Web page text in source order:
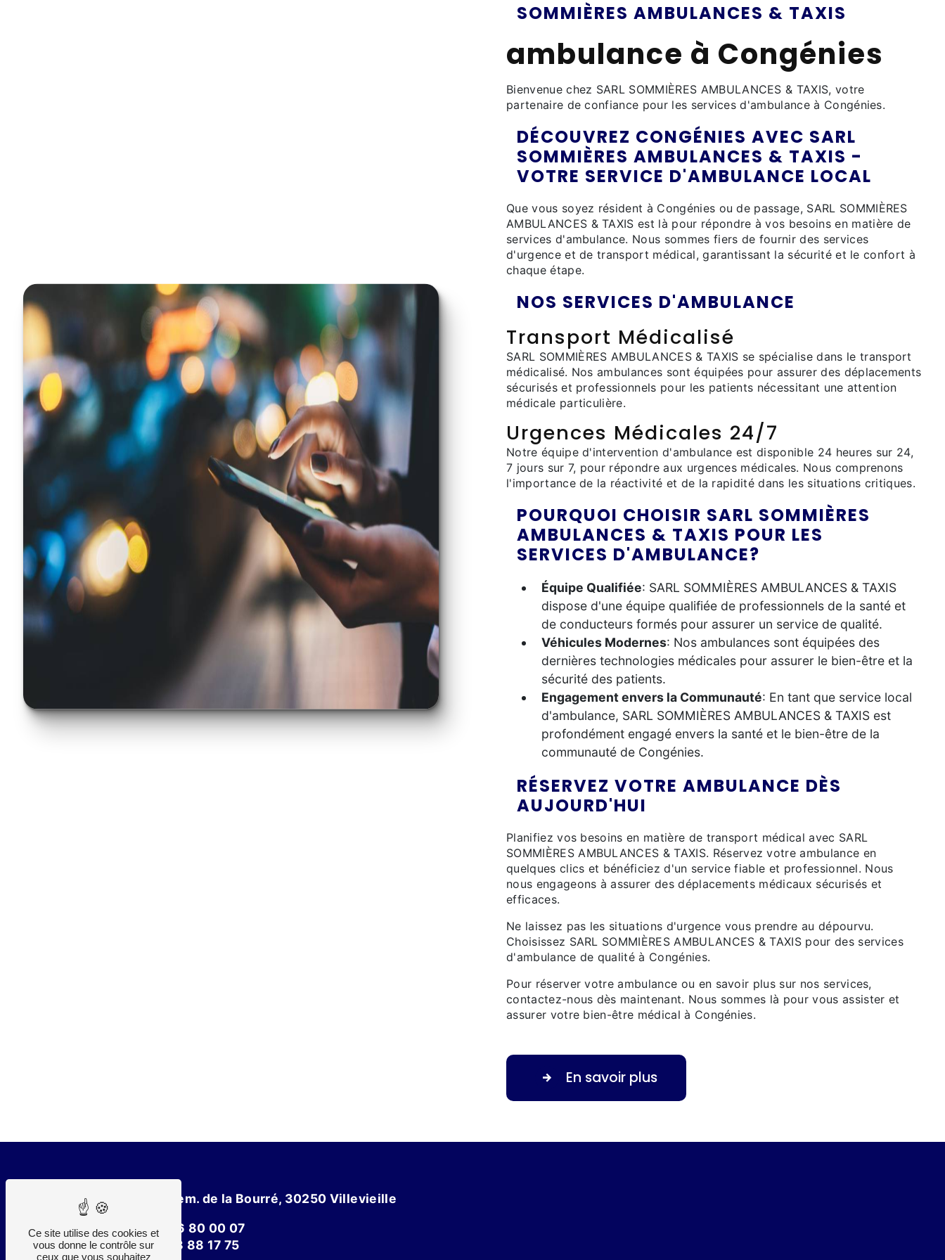
SOMMIÈRES AMBULANCES & TAXIS
ambulance à Congénies
Bienvenue chez SARL SOMMIÈRES AMBULANCES & TAXIS, votre
partenaire de confiance pour les services d'ambulance à Congénies.
DÉCOUVREZ CONGÉNIES AVEC SARL
SOMMIÈRES AMBULANCES & TAXIS -
VOTRE SERVICE D'AMBULANCE LOCAL
Que vous soyez résident à Congénies ou de passage, SARL SOMMIÈRES
AMBULANCES & TAXIS est là pour répondre à vos besoins en matière de
services d'ambulance. Nous sommes fiers de fournir des services
d'urgence et de transport médical, garantissant la sécurité et le confort à
chaque étape.
NOS SERVICES D'AMBULANCE
Transport Médicalisé
SARL SOMMIÈRES AMBULANCES & TAXIS se spécialise dans le transport
médicalisé. Nos ambulances sont équipées pour assurer des déplacements
sécurisés et professionnels pour les patients nécessitant une attention
médicale particulière.
Urgences Médicales 24/7
Notre équipe d'intervention d'ambulance est disponible 24 heures sur 24,
7 jours sur 7, pour répondre aux urgences médicales. Nous comprenons
l'importance de la réactivité et de la rapidité dans les situations critiques.
POURQUOI CHOISIR SARL SOMMIÈRES
AMBULANCES & TAXIS POUR LES
SERVICES D'AMBULANCE?
Équipe Qualifiée: SARL SOMMIÈRES AMBULANCES & TAXIS
dispose d'une équipe qualifiée de professionnels de la santé et
de conducteurs formés pour assurer un service de qualité.
Véhicules Modernes: Nos ambulances sont équipées des
dernières technologies médicales pour assurer le bien-être et la
sécurité des patients.
Engagement envers la Communauté: En tant que service local
d'ambulance, SARL SOMMIÈRES AMBULANCES & TAXIS est
profondément engagé envers la santé et le bien-être de la
communauté de Congénies.
RÉSERVEZ VOTRE AMBULANCE DÈS
AUJOURD'HUI
Planifiez vos besoins en matière de transport médical avec SARL
SOMMIÈRES AMBULANCES & TAXIS. Réservez votre ambulance en
quelques clics et bénéficiez d'un service fiable et professionnel. Nous
nous engageons à assurer des déplacements médicaux sécurisés et
efficaces.
Ne laissez pas les situations d'urgence vous prendre au dépourvu.
Choisissez SARL SOMMIÈRES AMBULANCES & TAXIS pour des services
d'ambulance de qualité à Congénies.
Pour réserver votre ambulance ou en savoir plus sur nos services,
contactez-nous dès maintenant. Nous sommes là pour vous assister et
assurer votre bien-être médical à Congénies.
En savoir plus
8 Chem. de la Bourré, 30250 Villevieille
04 66 80 00 07
06 78 88 17 75
Ce site utilise des cookies et
vous donne le contrôle sur
ceux que vous souhaitez